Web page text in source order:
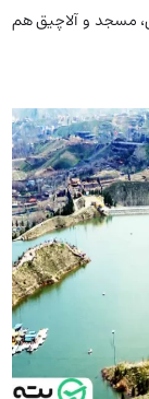
مسجد و آلاچیق هم